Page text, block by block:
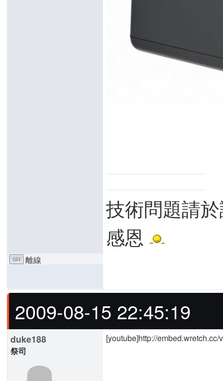
技術問題請
感恩
離線
2009-08-15 22:45:19
duke188
祭司
[youtube]http://